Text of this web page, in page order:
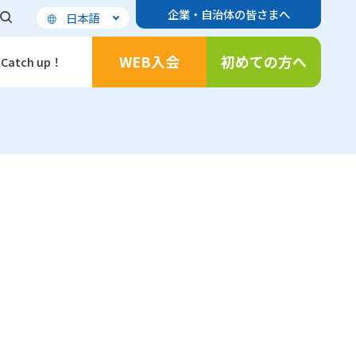
日本語 企業・自治体の皆さまへ
Catch up！ WEB入会 初めての方へ